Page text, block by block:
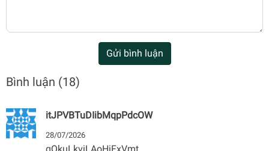
Gửi bình luận
Bình luận (18)
itJPVBTuDIibMqpPdcOW
28/07/2026